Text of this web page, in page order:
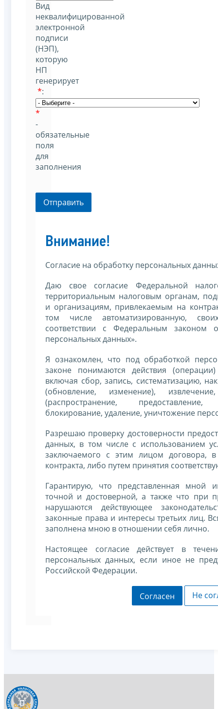
Вид
неквалифицированной
электронной
подписи
(НЭП),
которую
НП
генерирует
*:
*
-
обязательные
поля
для
заполнения
Отправить
Внимание!
Согласие на обработку персональных
Даю свое согласие Федеральной
территориальным налоговым органам,
и организациям, привлекаемым на
том числе автоматизированную,
соответствии с Федеральным
персональных данных».
Я ознакомлен, что под обработкой
законе понимаются действия
включая сбор, запись, систематизацию,
(обновление, изменение),
(распространение,
блокирование, удаление, уничтожение
Разрешаю проверку достоверности
данных, в том числе с использованием
заключаемого с этим лицом договора, в
контракта, либо путем принятия
Гарантирую, что представленная мной
точной и достоверной, а также что при
нарушаются действующее
законные права и интересы третьих лиц.
заполнена мною в отношении себя лично.
Настоящее согласие действует в
персональных данных, если иное не
Российской Федерации.
Согласен Не